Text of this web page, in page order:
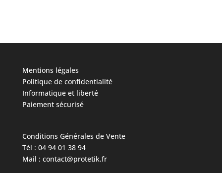
Mentions légales
Politique de confidentialité
Informatique et liberté
Paiement sécurisé
Conditions Générales de Vente
Tél : 04 94 01 38 94
Mail : contact@protetik.fr